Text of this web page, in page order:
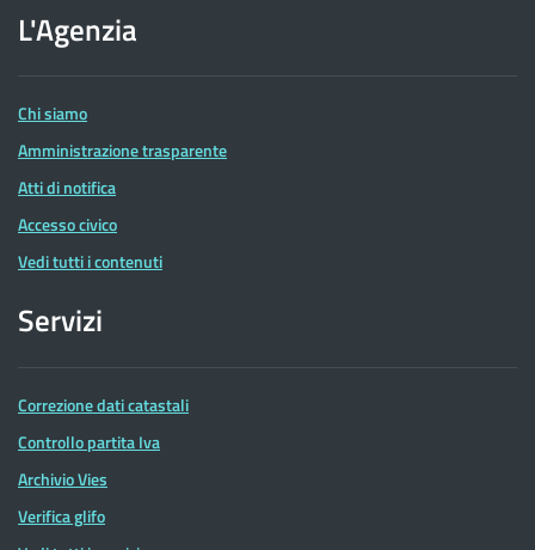
dell'Agenzia
delle
Entrate
L'Agenzia
Chi siamo
Amministrazione trasparente
Atti di notifica
Accesso civico
Vedi tutti i contenuti
Servizi
Correzione dati catastali
Controllo partita Iva
Archivio Vies
Verifica glifo